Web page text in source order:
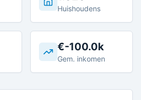
Huishoudens
€-100.0k
Gem. inkomen